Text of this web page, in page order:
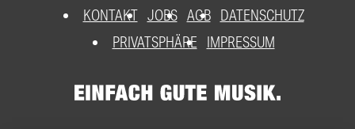
KONTAKT JOBS AGB DATENSCHUTZ
PRIVATSPHÄRE
IMPRESSUM